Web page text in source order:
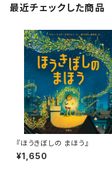
最近チェックした商品
『ほうきぼしの まほう』
¥1,650